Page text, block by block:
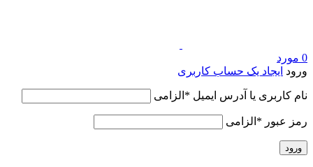
0 مورد
ورود ایجاد یک حساب کاربری
نام کاربری یا آدرس ایمیل * الزامی
رمز عبور * الزامی
ورود